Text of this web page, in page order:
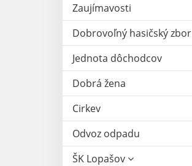
Zaujímavosti
Dobrovoľný hasičský zbor
Jednota dôchodcov
Dobrá žena
Cirkev
Odvoz odpadu
ŠK Lopašov